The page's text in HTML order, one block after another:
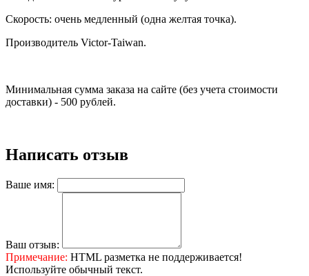
Скорость: очень медленный (одна желтая точка).
Производитель Victor-Taiwan.
Минимальная сумма заказа на сайте (без учета стоимости
доставки) - 500 рублей.
Написать отзыв
Ваше имя:
Ваш отзыв:
Примечание: HTML разметка не поддерживается!
Используйте обычный текст.